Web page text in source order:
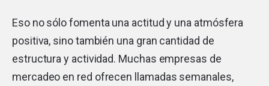
Eso no sólo fomenta una actitud y una atmósfera
positiva, sino también una gran cantidad de
estructura y actividad. Muchas empresas de
mercadeo en red ofrecen llamadas semanales,